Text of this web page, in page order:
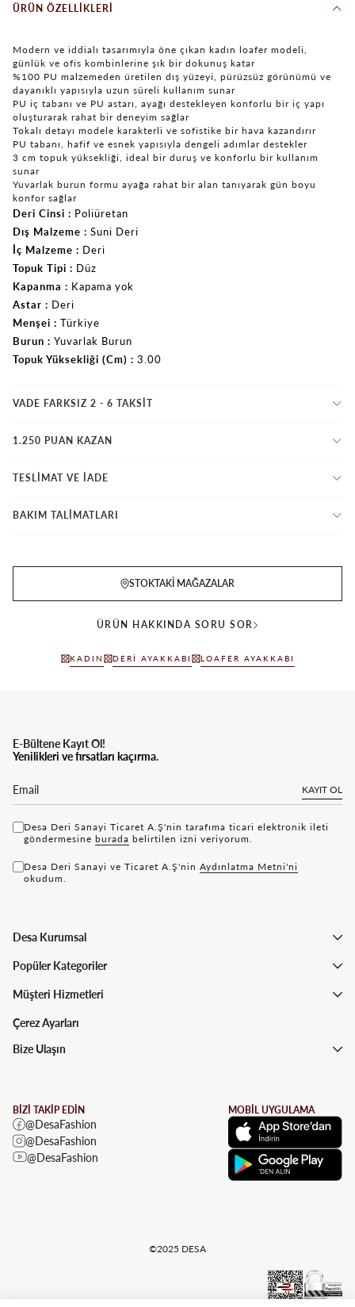
ÜRÜN ÖZELLIKLERI
Modern ve iddialı tasarımıyla öne çıkan kadın loafer modeli,
günlük ve ofis kombinlerine şık bir dokunuş katar
%100 PU malzemeden üretilen dış yüzeyi, pürüzsüz görünümü ve
dayanıklı yapısıyla uzun süreli kullanım sunar
PU iç tabanı ve PU astarı, ayağı destekleyen konforlu bir iç yapı
oluşturarak rahat bir deneyim sağlar
Tokalı detayı modele karakterli ve sofistike bir hava kazandırır
PU tabanı, hafif ve esnek yapısıyla dengeli adımlar destekler
3 cm topuk yüksekliği, ideal bir duruş ve konforlu bir kullanım
sunar
Yuvarlak burun formu ayağa rahat bir alan tanıyarak gün boyu
konfor sağlar
Deri Cinsi
Poliüretan
Dış Malzeme
Suni Deri
İç Malzeme
Deri
Topuk Tipi
Düz
Kapanma
Kapama yok
Astar
Deri
Menşei
Türkiye
Burun
Yuvarlak Burun
Topuk Yüksekliği (Cm)
3.00
VADE FARKSIZ 2 - 6 TAKSIT
1.250 PUAN KAZAN
TESLİMAT VE İADE
BAKIM TALİMATLARI
STOKTAKI MAĞAZALAR
ÜRÜN HAKKINDA SORU SOR
KADIN DERI AYAKKABI LOAFER AYAKKABI
E-Bültene Kayıt Ol!
Yenilikleri ve fırsatları kaçırma.
KAYIT OL
Desa Deri Sanayi Ticaret A.Ş'nin tarafıma ticari elektronik ileti
göndermesine bu rada belirtilen izni veriyorum.
Desa Deri Sanayi ve Ticaret A.Ş'nin Aydınlatma Metni'ni
okudum.
Desa Kurumsal
Popüler Kategoriler
Müşteri Hizmetleri
Çerez Ayarları
Bize Ulaşın
BİZİ TAKİP EDİN
@DesaFashion
@DesaFashion
@DesaFashion
MOBİL UYGULAMA
©2025 DESA